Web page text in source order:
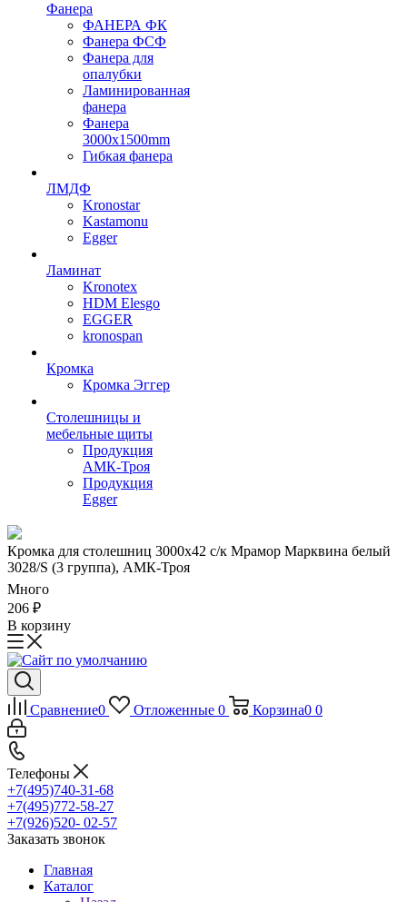
Фанера
ФАНЕРА ФК
Фанера ФСФ
Фанера для
опалубки
Ламинированная
фанера
Фанера
3000х1500mm
Гибкая фанера
ЛМДФ
Kronostar
Kastamonu
Egger
Ламинат
Kronotex
HDM Elesgo
EGGER
kronospan
Кромка
Кромка Эггер
Столешницы и
мебельные щиты
Продукция
АМК-Троя
Продукция
Egger
Кромка для столешниц 3000х42 с/к Мрамор Марквина белый
3028/S (3 группа), АМК-Троя
Много
206 ₽
В корзину
Сравнение0 Отложенные 0 Корзина0 0
Телефоны
+7(495)740-31-68
+7(495)772-58-27
+7(926)520- 02-57
Заказать звонок
Главная
Каталог